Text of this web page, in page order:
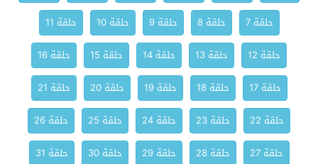
حلقة 7
حلقة 8 حلقة 9 حلقة 10
حلقة 11
حلقة 12
حلقة 13 حلقة 14 حلقة 15
حلقة 16
حلقة 17
حلقة 18 حلقة 19 حلقة 20
حلقة 21
حلقة 22
حلقة 23 حلقة 24 حلقة 25
حلقة 26
حلقة 27
حلقة 28 حلقة 29 حلقة 30
حلقة 31